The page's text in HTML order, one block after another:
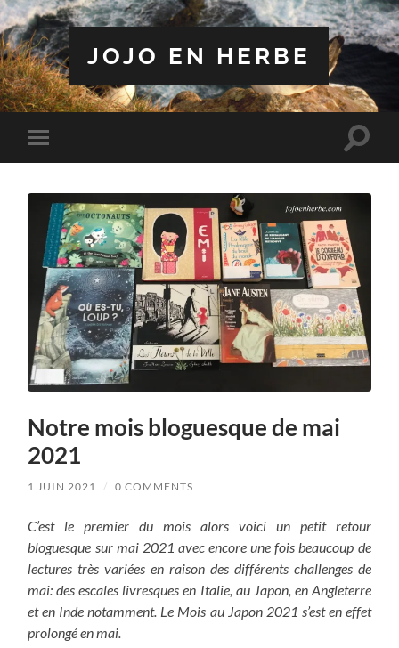
JOJO EN HERBE
Toggle
mobile
Toggle
Notre mois bloguesque de mai
2021
1 JUIN 2021 / 0 COMMENTS
C’est le premier du mois alors voici un petit retour
bloguesque sur mai 2021 avec encore une fois beaucoup de
lectures très variées en raison des différents challenges de
mai: des escales livresques en Italie, au Japon, en Angleterre
et en Inde notamment. Le Mois au Japon 2021 s’est en effet
prolongé en mai.